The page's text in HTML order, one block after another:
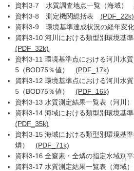
資料3-7 水質調査地点一覧（海域）
資料3-8 測定機関総括表 (PDF_22k)
資料3-9 環境基準達成状況の経年変
資料3-10 河川における類型別環境基
(PDF_32k)
資料3-11 環境基準点における河川水
5（BOD75％値） (PDF_17k)
資料3-12 環境基準点における河川水
5（BOD75％値） (PDF_16k)
資料3-13 水質測定結果一覧表（河川
資料3-14 海域における類型別環境基
(PDF_35k)
資料3-15 海域における類型別環境基
燐） (PDF_71k)
資料3-16 全窒素・全燐の指定水域別
資料3-17 水質測定結果一覧表（海域